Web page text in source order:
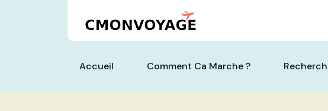
Accueil Comment Ca Marche ?